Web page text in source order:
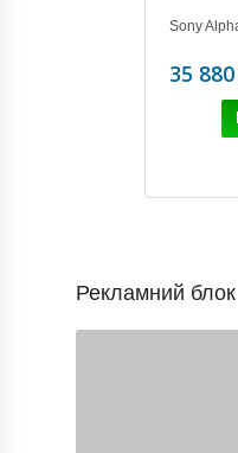
Sony
35
Рекламний блок